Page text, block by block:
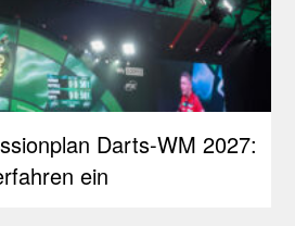
Darts-WM 2027:
ein